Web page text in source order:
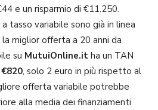
e un risparmio di €11.250.
tasso variabile sono già in linea
miglior offerta a 20 anni da
su MutuiOnline.it ha un TAN
€820, solo 2 euro in più rispetto al
offerta variabile potrebbe
alla media dei finanziamenti